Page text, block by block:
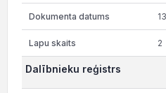
2
Dalībnieku reģistrs